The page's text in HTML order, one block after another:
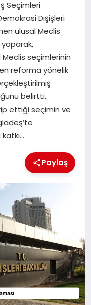
Seçimleri
Dışişleri
ulusal Meclis
yaparak,
seçimlerinin
reforma yönelik
belirtti.
ettiği seçimin ve
Paylaş